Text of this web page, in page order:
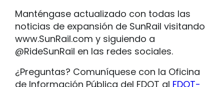
Manténgase actualizado con todas las
noticias de expansión de SunRail visitando
www.SunRail.com y siguiendo a
@RideSunRail en las redes sociales.
¿Preguntas? Comuníquese con la Oficina
de Información Pública del FDOT al FDOT-